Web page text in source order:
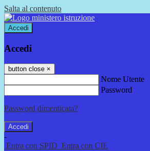
Salta al contenuto
Accedi
Accedi
button close ×
Nome Utente
Password
Password dimenticata?
-
Entra con SPID Entra con CIE